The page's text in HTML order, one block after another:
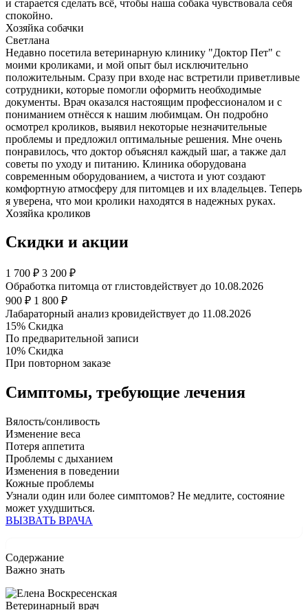
и старается сделать всё, чтобы наша собака чувствовала себя
спокойно.
Хозяйка собачки
Светлана
Недавно посетила ветеринарную клинику "Доктор Пет" с
моими кроликами, и мой опыт был исключительно
положительным. Сразу при входе нас встретили приветливые
сотрудники, которые помогли оформить необходимые
документы. Врач оказался настоящим профессионалом и с
пониманием отнёсся к нашим любимцам. Он подробно
осмотрел кроликов, выявил некоторые незначительные
проблемы и предложил оптимальные решения. Мне очень
понравилось, что доктор объяснял каждый шаг, а также дал
советы по уходу и питанию. Клиника оборудована
современным оборудованием, а чистота и уют создают
комфортную атмосферу для питомцев и их владельцев. Теперь
я уверена, что мои кролики находятся в надежных руках.
Хозяйка кроликов
Скидки и акции
1 700 ₽ 3 200 ₽
Обработка питомца от глистовдействует до 10.08.2026
900 ₽ 1 800 ₽
Лабараторный анализ кровидействует до 11.08.2026
15% Скидка
По предварительной записи
10% Скидка
При повторном заказе
Симптомы, требующие лечения
Вялость/сонливость
Изменение веса
Потеря аппетита
Проблемы с дыханием
Изменения в поведении
Кожные проблемы
Узнали один или более симптомов? Не медлите, состояние
может ухудшиться.
ВЫЗВАТЬ ВРАЧА
Содержание
Важно знать
Ветеринарный врач